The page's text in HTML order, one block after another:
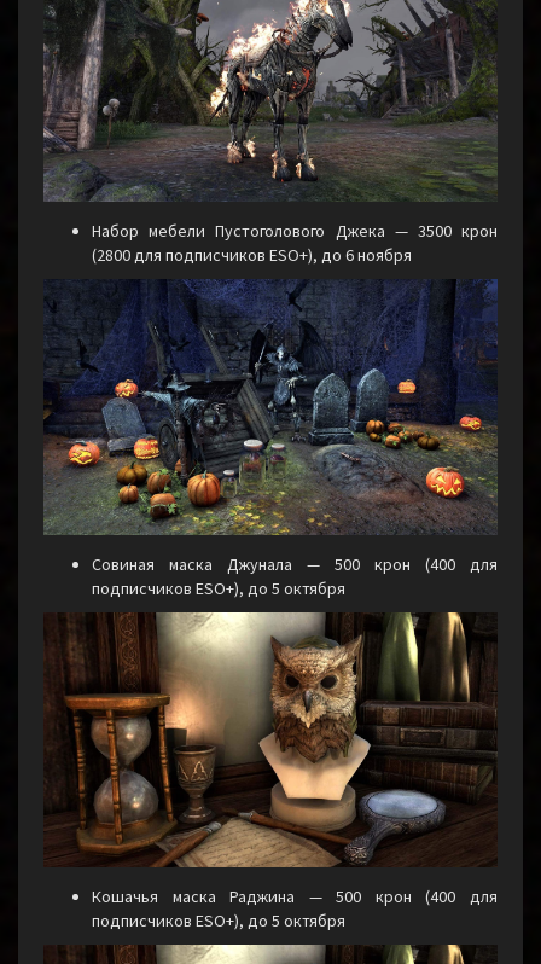
Набор мебели Пустоголового Джека — 3500 крон
(2800 для подписчиков ESO+), до 6 ноября
Совиная маска Джунала — 500 крон (400 для
подписчиков ESO+), до 5 октября
Кошачья маска Раджина — 500 крон (400 для
подписчиков ESO+), до 5 октября